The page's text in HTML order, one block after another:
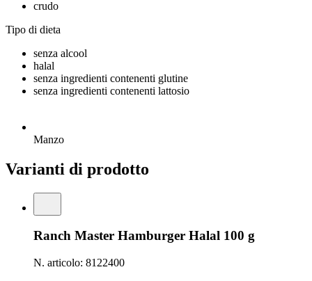
crudo
Tipo di dieta
senza alcool
halal
senza ingredienti contenenti glutine
senza ingredienti contenenti lattosio
Manzo
Varianti di prodotto
Ranch Master Hamburger Halal 100 g
N. articolo: 8122400